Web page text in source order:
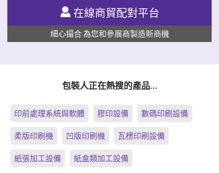
在線商貿配對平台
細心撮合 為您和參展商製造新商機
包裝人正在熱搜的產品…
印前處理系統與軟體 膠印設備 數碼印刷設備
柔版印刷機 凹版印刷機 瓦楞印刷設備
紙張加工設備 紙盒類加工設備